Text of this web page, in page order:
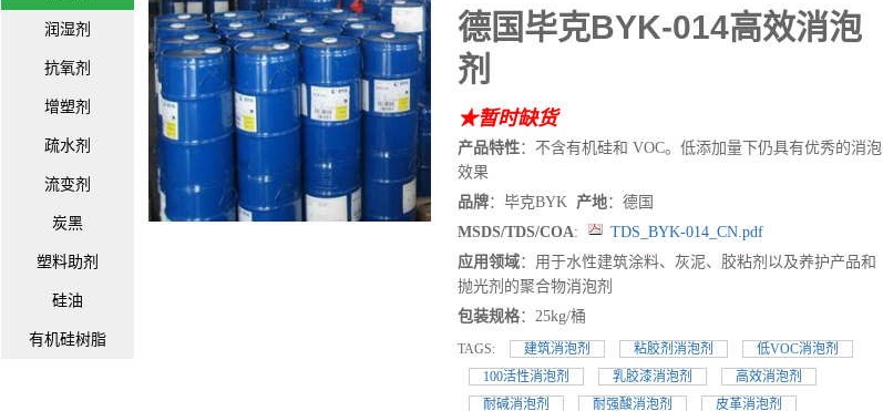
德国毕克BYK-014高效消泡
剂
★暂时缺货
产品特性：不含有机硅和 VOC。低添加量下仍具有优秀的消泡
效果
品牌：毕克BYK 产地：德国
MSDS/TDS/COA:
TDS_BYK-014_CN.pdf
应用领域：用于水性建筑涂料、灰泥、胶粘剂以及养护产品和
抛光剂的聚合物消泡剂
包装规格：25kg/桶
TAGS: 建筑消泡剂 粘胶剂消泡剂
低VOC消泡剂
100活性消泡剂
乳胶漆消泡剂
高效消泡剂
耐碱消泡剂
耐强酸消泡剂 皮革消泡剂
润湿剂
抗氧剂
增塑剂
疏水剂
流变剂
炭黑
塑料助剂
硅油
有机硅树脂